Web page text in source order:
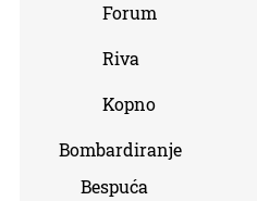
Forum
Riva
Kopno
Bombardiranje
Bespuća